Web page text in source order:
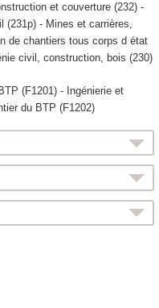
et couverture (232) -
(231p) - Mines et carrières,
de chantiers tous corps d état
civil, construction, bois (230)
(F1201) - Ingénierie et
du BTP (F1202)